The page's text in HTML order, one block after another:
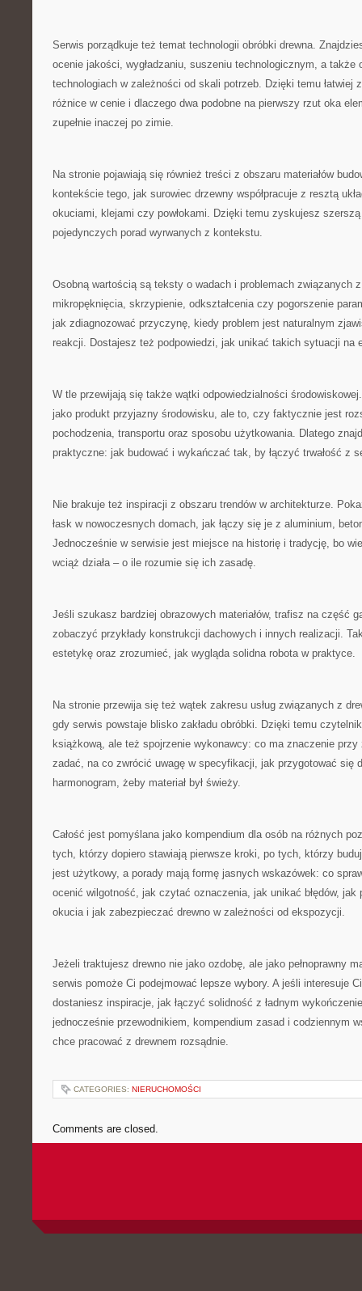
Serwis porządkuje też temat technologii obróbki drewna.
ocenie jakości, wygładzaniu, suszeniu technologicznym, a także
technologiach w zależności od skali potrzeb. Dzięki temu łatwiej
różnice w cenie i dlaczego dwa podobne na pierwszy rzut oka
zupełnie inaczej po zimie.
Na stronie pojawiają się również treści z obszaru materiałów
kontekście tego, jak surowiec drzewny współpracuje z resztą
okuciami, klejami czy powłokami. Dzięki temu zyskujesz
pojedynczych porad wyrwanych z kontekstu.
Osobną wartością są teksty o wadach i problemach związanych
mikropęknięcia, skrzypienie, odkształcenia czy pogorszenie
jak zdiagnozować przyczynę, kiedy problem jest naturalnym
reakcji. Dostajesz też podpowiedzi, jak unikać takich sytuacji na
W tle przewijają się także wątki odpowiedzialności
jako produkt przyjazny środowisku, ale to, czy faktycznie jest
pochodzenia, transportu oraz sposobu użytkowania. Dlatego
praktyczne: jak budować i wykańczać tak, by łączyć trwałość z
Nie brakuje też inspiracji z obszaru trendów w architekturze.
łask w nowoczesnych domach, jak łączy się je z aluminium,
Jednocześnie w serwisie jest miejsce na historię i tradycję, bo
wciąż działa – o ile rozumie się ich zasadę.
Jeśli szukasz bardziej obrazowych materiałów, trafisz na część
zobaczyć przykłady konstrukcji dachowych i innych realizacji.
estetykę oraz zrozumieć, jak wygląda solidna robota w praktyce.
Na stronie przewija się też wątek zakresu usług związanych z
gdy serwis powstaje blisko zakładu obróbki. Dzięki temu
książkową, ale też spojrzenie wykonawcy: co ma znaczenie
zadać, na co zwrócić uwagę w specyfikacji, jak przygotować się
harmonogram, żeby materiał był świeży.
Całość jest pomyślana jako kompendium dla osób na różnych
tych, którzy dopiero stawiają pierwsze kroki, po tych, którzy
jest użytkowy, a porady mają formę jasnych wskazówek: co
ocenić wilgotność, jak czytać oznaczenia, jak unikać błędów, jak
okucia i jak zabezpieczać drewno w zależności od ekspozycji.
Jeżeli traktujesz drewno nie jako ozdobę, ale jako pełnoprawny
serwis pomoże Ci podejmować lepsze wybory. A jeśli interesuje
dostaniesz inspiracje, jak łączyć solidność z ładnym
jednocześnie przewodnikiem, kompendium zasad i codziennym
chce pracować z drewnem rozsądnie.
CATEGORIES: NIERUCHOMOŚCI
Comments are closed.